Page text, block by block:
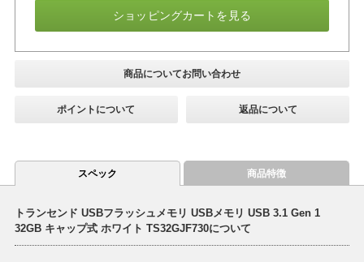
ショッピングカートを見る
商品についてお問い合わせ
ポイントについて 返品について
スペック 商品特徴
トランセンド USBフラッシュメモリ USBメモリ USB 3.1 Gen 1
32GB キャップ式 ホワイト TS32GJF730について